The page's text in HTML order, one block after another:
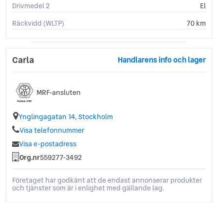
Drivmedel 2
El
Räckvidd (WLTP)
70 km
Carla Handlarens info och lager
MRF-ansluten
Ynglingagatan 14, Stockholm
Visa telefonnummer
Visa e-postadress
Org.nr559277-3492
Företaget har godkänt att de endast annonserar produkter
och tjänster som är i enlighet med gällande lag.